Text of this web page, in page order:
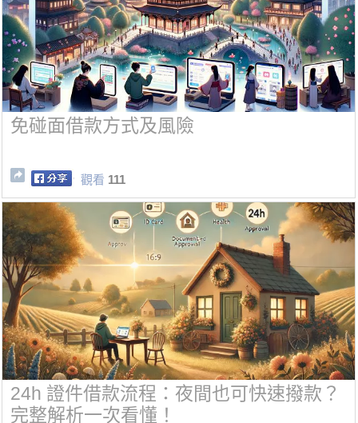
免碰面借款方式及風險
觀看 111
24h 證件借款流程：夜間也可快速撥款？
完整解析一次看懂！